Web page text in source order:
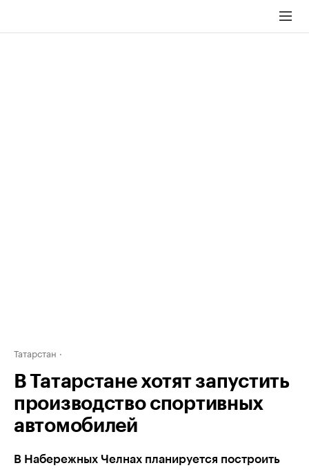
Татарстан
В Татарстане хотят запустить
производство спортивных
автомобилей
В Набережных Челнах планируется построить